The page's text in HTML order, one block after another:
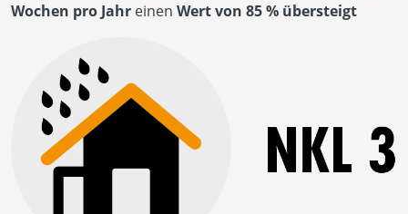
Wochen pro Jahr einen Wert von 85 % übersteigt